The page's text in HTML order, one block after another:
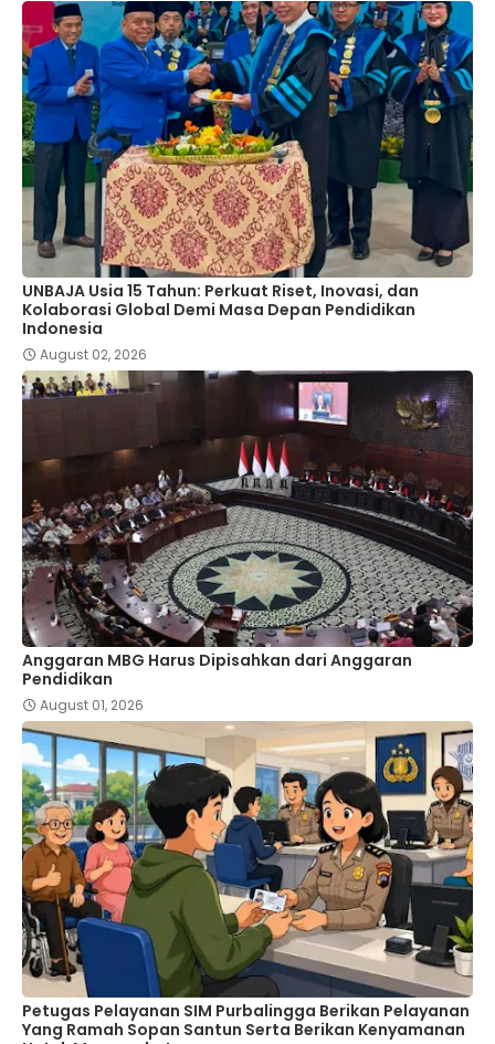
UNBAJA Usia 15 Tahun: Perkuat Riset, Inovasi, dan
Kolaborasi Global Demi Masa Depan Pendidikan
Indonesia
August 02, 2026
Anggaran MBG Harus Dipisahkan dari Anggaran
Pendidikan
August 01, 2026
Petugas Pelayanan SIM Purbalingga Berikan Pelayanan
Yang Ramah Sopan Santun Serta Berikan Kenyamanan